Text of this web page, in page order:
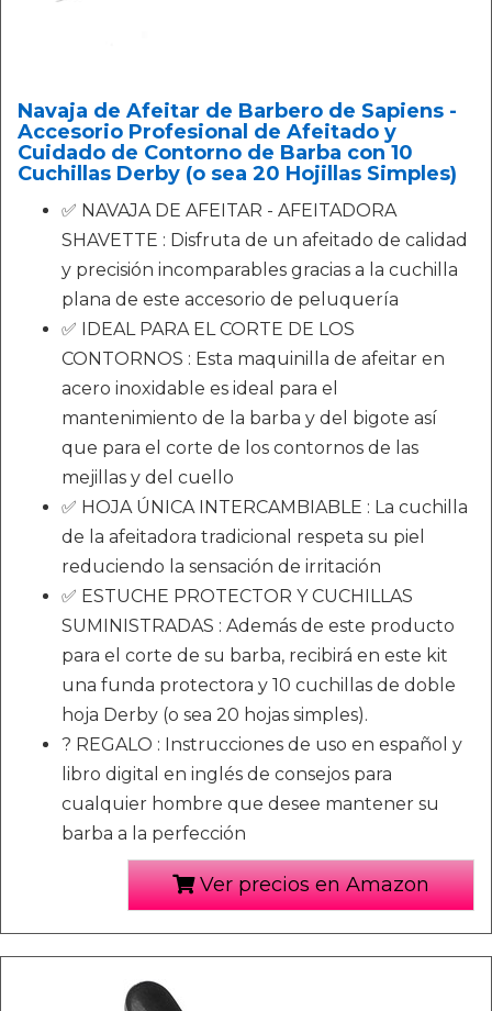
Navaja de Afeitar de Barbero de Sapiens -
Accesorio Profesional de Afeitado y
Cuidado de Contorno de Barba con 10
Cuchillas Derby (o sea 20 Hojillas Simples)
✅ NAVAJA DE AFEITAR - AFEITADORA
SHAVETTE : Disfruta de un afeitado de calidad
y precisión incomparables gracias a la cuchilla
plana de este accesorio de peluquería
✅ IDEAL PARA EL CORTE DE LOS
CONTORNOS : Esta maquinilla de afeitar en
acero inoxidable es ideal para el
mantenimiento de la barba y del bigote así
que para el corte de los contornos de las
mejillas y del cuello
✅ HOJA ÚNICA INTERCAMBIABLE : La cuchilla
de la afeitadora tradicional respeta su piel
reduciendo la sensación de irritación
✅ ESTUCHE PROTECTOR Y CUCHILLAS
SUMINISTRADAS : Además de este producto
para el corte de su barba, recibirá en este kit
una funda protectora y 10 cuchillas de doble
hoja Derby (o sea 20 hojas simples).
? REGALO : Instrucciones de uso en español y
libro digital en inglés de consejos para
cualquier hombre que desee mantener su
barba a la perfección
Ver precios en Amazon